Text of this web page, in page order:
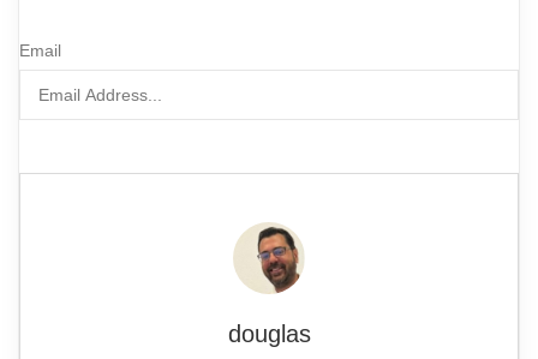
Email
douglas